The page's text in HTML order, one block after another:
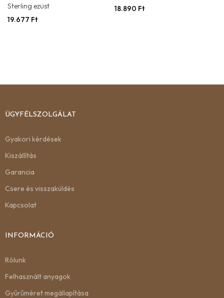
Sterling ezüst
19.677 Ft
18.890 Ft
ÜGYFÉLSZOLGÁLAT
Gyakori kérdések
Kiszállítás
Garancia
Csere és visszaküldés
Kapcsolat
INFORMÁCIÓ
Rólunk
Felhasznált anyagok
Gyűrűméret megállapítása